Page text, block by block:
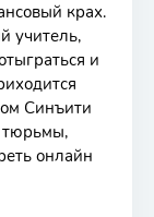
крах.
учитель,
и
Синъити
тюрьмы,
онлайн